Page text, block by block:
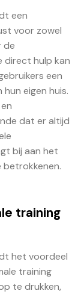
een
voor zowel
de
direct hulp kan
een
eigen huis.
dat er altijd
bij aan het
betrokkenen.
training
het voordeel
training
te drukken,